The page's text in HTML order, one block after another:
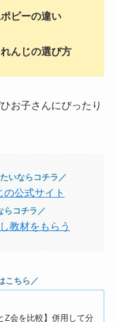
ピーの違い
んじの選び方
お子さんにぴったり
いならコチラ／
の公式サイト
らコチラ／
教材をもらう
こちら／
Z会を比較】併用して分